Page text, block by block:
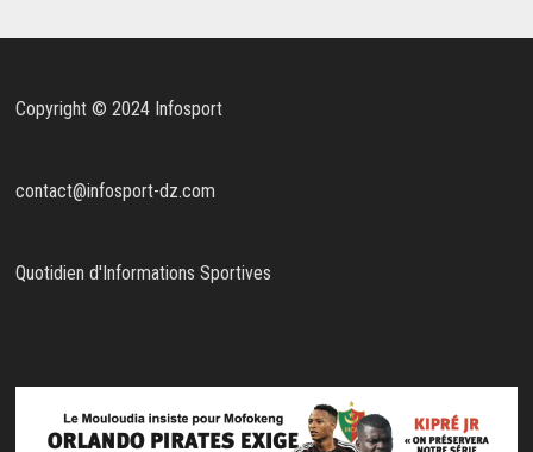
Copyright © 2024 Infosport
contact@infosport-dz.com
Quotidien d'Informations Sportives